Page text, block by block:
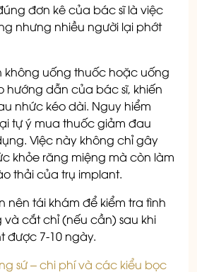
đơn kê của bác sĩ là việc
nhưng nhiều người lại phớt
không uống thuốc hoặc uống
hướng dẫn của bác sĩ, khiến
nhức kéo dài. Nguy hiểm
tự ý mua thuốc giảm đau
Việc này không chỉ gây
khỏe răng miệng mà còn làm
thải của trụ implant.
nên tái khám để kiểm tra tình
cắt chỉ (nếu cần) sau khi
được 7-10 ngày.
sứ – chi phí và các kiểu bọc